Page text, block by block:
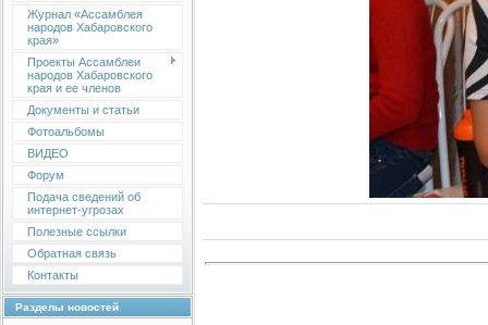
Журнал «Ассамблея
народов Хабаровского
края»
Проекты Ассамблеи
народов Хабаровского
края и ее членов
Документы и статьи
Фотоальбомы
ВИДЕО
Форум
Подача сведений об
интернет-угрозах
Полезные ссылки
Обратная связь
Контакты
Разделы новостей